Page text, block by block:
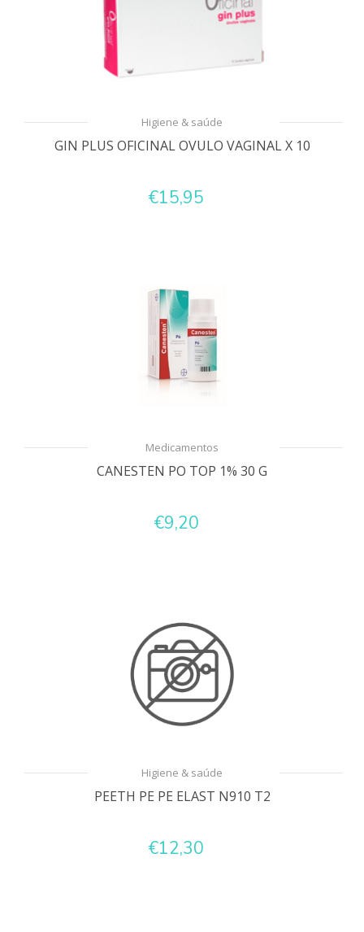
Higiene & saúde
GIN PLUS OFICINAL OVULO VAGINAL X 10
€15,95
Medicamentos
CANESTEN PO TOP 1% 30 G
€9,20
Higiene & saúde
PEETH PE PE ELAST N910 T2
€12,30